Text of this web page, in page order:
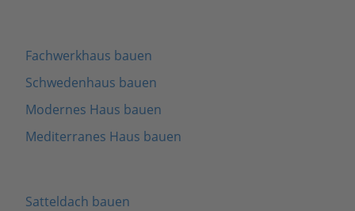
Fachwerkhaus bauen
Schwedenhaus bauen
Modernes Haus bauen
Mediterranes Haus bauen
Satteldach bauen